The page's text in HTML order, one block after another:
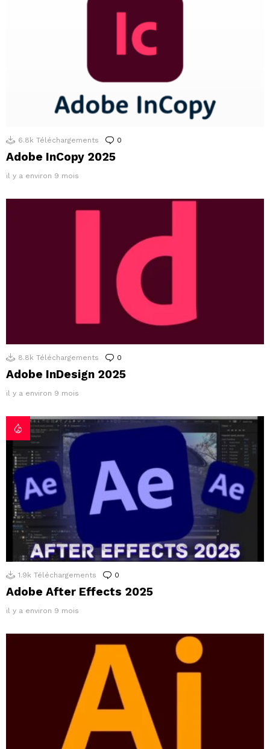
6.8k Téléchargements 0
Adobe InCopy 2025
il y a environ 9 mois
8.8k Téléchargements 0
Adobe InDesign 2025
il y a environ 9 mois
1.9k Téléchargements 0
Adobe After Effects 2025
il y a environ 9 mois